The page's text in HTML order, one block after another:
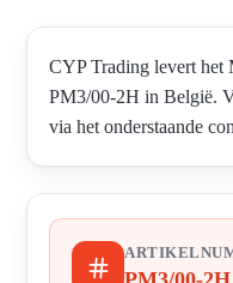
CYP Trading levert het
PM3/00-2H in België.
via het onderstaande